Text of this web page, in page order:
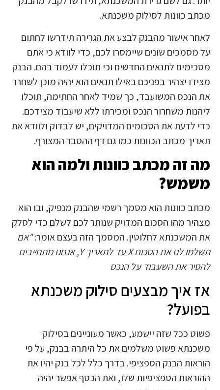
מכתב כוונות לסילוק משכנתא.
לאחר אישור מהבנק לבצע את הגרירה תידרשו לחתום
על מסמכים שונים שיימסרו לכם, כדי לוודא כי אתם
מסכימים לתנאים החדשים וכי תוכלו לעמוד בהם. הבנק
מצידו יצהיר בפניכם באילו תנאים הוא יהיה מוכן לשחרר
את הנכס המשועבד, כך שמיד לאחר החתימה, תוכלו
ליהנות משחרור הנכס ומכירתו ללא שיעבוד מצידכם.
כדי לדעת את הסכומים המדויקים, יש לבדוק ולוודא את
תאריך מכתב הכוונות כמו גם דף ההסבר המצורף.
מה זה מכתב כוונות ולמה הוא
משמש?
מכתב כוונות הוא מסמך רשמי שהבנק מנפיק, ובו הוא
מצהיר מהו הסכום המדויק שנותר לכם לשלם כדי לסלק
את המשכנתא לחלוטין. המסמך הזה בעצם אומר:"אם
תשלמו לנו את הסכום X עד לתאריך Y, אנחנו מתחייבים
להסיר את השעבוד על הנכס
אז איך מבצעים סילוק משכנתא
בפועל?
פשוט ככל שזה יישמע, כאשר מעוניינים בסילוק
משכנתא פשוט משלמים את כל היתרה בבנק, על פי
הוראות הבנק הספציפי. בדרך כלל לכל בנק יהיו את
ההוראות הספציפיות שלו, ואת הכסף אפשר יהיה